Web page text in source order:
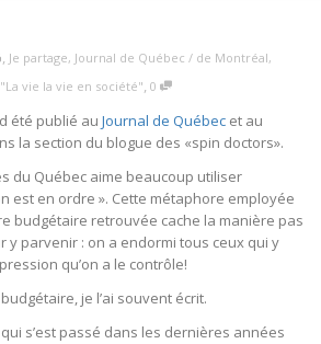
, Je partage, Journal de Québec / de Montréal,
"La vie la vie en société", 0
été publié au Journal de Québec et au
la section du blogue des «spin doctors».
du Québec aime beaucoup utiliser
est en ordre ». Cette métaphore employée
budgétaire retrouvée cache la manière pas
y parvenir : on a endormi tous ceux qui y
qu’on a le contrôle!
je l’ai souvent écrit.
s’est passé dans les dernières années